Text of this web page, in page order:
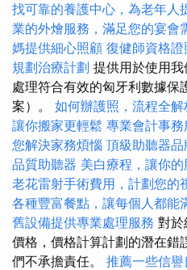
找可靠的養護中心，為老年人
業的外燴服務，滿足您的宴會
媽提供細心照顧 復健師資格證
規劃治療計劃 提供用於使用
處理符合有效的匈牙利數據保
案）。 如何辦護照，流程全解
讓你搬家更輕鬆 專業會計事務
您解決家務煩惱 頂級助聽器
品質助聽器 美白療程，讓你
老花雷射手術費用，計劃您的
各種豐富餐點，讓每個人都能
舊設備提供專業處理服務 對於
價格，價格計算計劃的潛在錯
們不承擔責任。 推薦一些信